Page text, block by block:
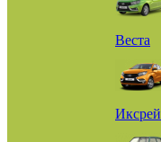
Веста
Иксрей